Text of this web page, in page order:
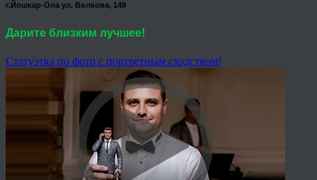
г.Йошкар-Ола ул. Волкова, 149
Дарите близким лучшее!
Статуэтка по фото с портретным сходством!